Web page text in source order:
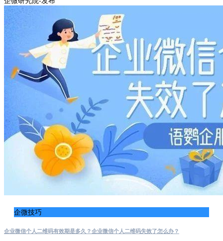
企微技巧
企业微信个人二维码有效期是多久？企业微信个人二维码失效了怎么办？